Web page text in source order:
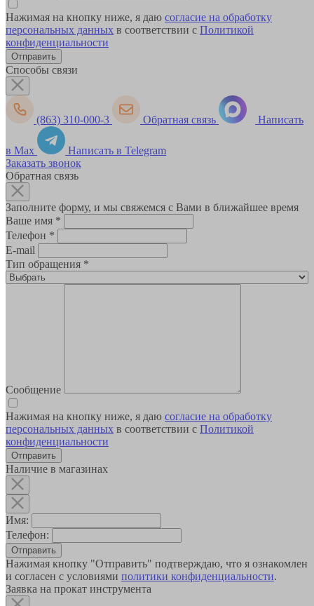
Нажимая на кнопку ниже, я даю согласие на обработку
персональных данных в соответствии с Политикой
конфиденциальности
Способы связи
(863) 310-000-3 Обратная связь Написать
в Max
Написать в Telegram
Заказать звонок
Обратная связь
Заполните форму, и мы свяжемся с Вами в ближайшее время
Ваше имя *
Телефон *
E-mail
Тип обращения *
Сообщение
Нажимая на кнопку ниже, я даю согласие на обработку
персональных данных в соответствии с Политикой
конфиденциальности
Наличие в магазинах
Имя:
Телефон:
Отправить
Нажимая кнопку "Отправить" подтверждаю, что я ознакомлен
и согласен с условиями политики конфиденциальности.
Заявка на прокат инструмента